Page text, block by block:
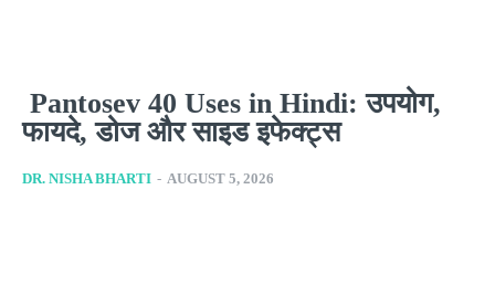
Pantosev 40 Uses in Hindi: उपयोग,
फायदे, डोज और साइड इफेक्ट्स
DR. NISHA BHARTI - AUGUST 5, 2026